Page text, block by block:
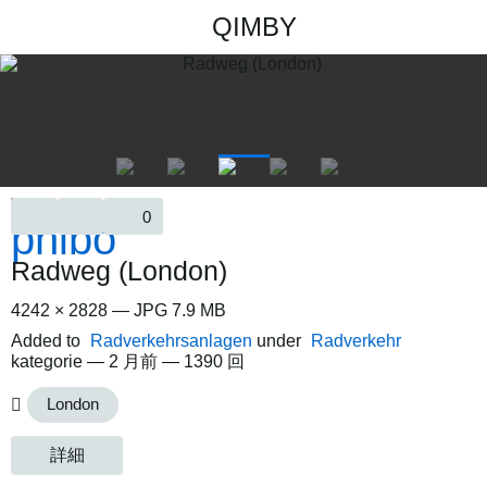
QIMBY
0
Radweg (London)
4242 × 2828 — JPG 7.9 MB
Added to
Radverkehrsanlagen under
Radverkehr
kategorie — 2 月前 — 1390 回
London
詳細